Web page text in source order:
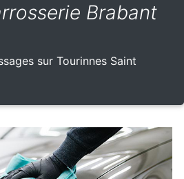
Brabant
sur Tourinnes Saint